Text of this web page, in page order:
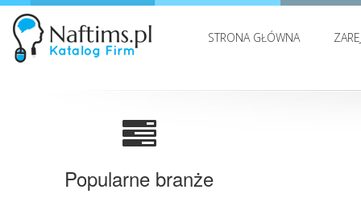
STRONA GŁÓWNA
Popularne branże